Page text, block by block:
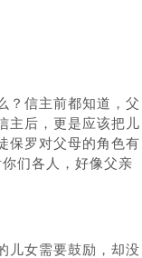
？信主前都知道，父
主后，更是应该把儿
保罗对父母的角色有
们各人，好像父亲
儿女需要鼓励，却没